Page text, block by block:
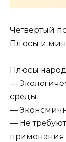
Четвертый
Плюсы и
Плюсы
—
среды
—
— Не
применения